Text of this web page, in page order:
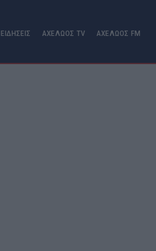
ΑΧΕΛΩΟΣ TV ΑΧΕΛΩΟΣ FM